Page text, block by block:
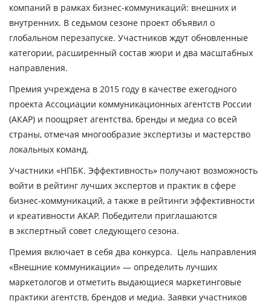
компаний в рамках бизнес-коммуникаций: внешних и
внутренних. В седьмом сезоне проект объявил о
глобальном перезапуске. Участников ждут обновленные
категории, расширенный состав жюри и два масштабных
направления.
Премия учреждена в 2015 году в качестве ежегодного
проекта Ассоциации коммуникационных агентств России
(АКАР) и поощряет агентства, бренды и медиа со всей
страны, отмечая многообразие экспертизы и мастерство
локальных команд.
Участники «НПБК. Эффективность» получают возможность
войти в рейтинг лучших экспертов и практик в сфере
бизнес-коммуникаций, а также в рейтинги эффективности
и креативности АКАР. Победители приглашаются
в экспертный совет следующего сезона.
Премия включает в себя два конкурса. Цель направления
«Внешние коммуникации» — определить лучших
маркетологов и отметить выдающиеся маркетинговые
практики агентств, брендов и медиа. Заявки участников